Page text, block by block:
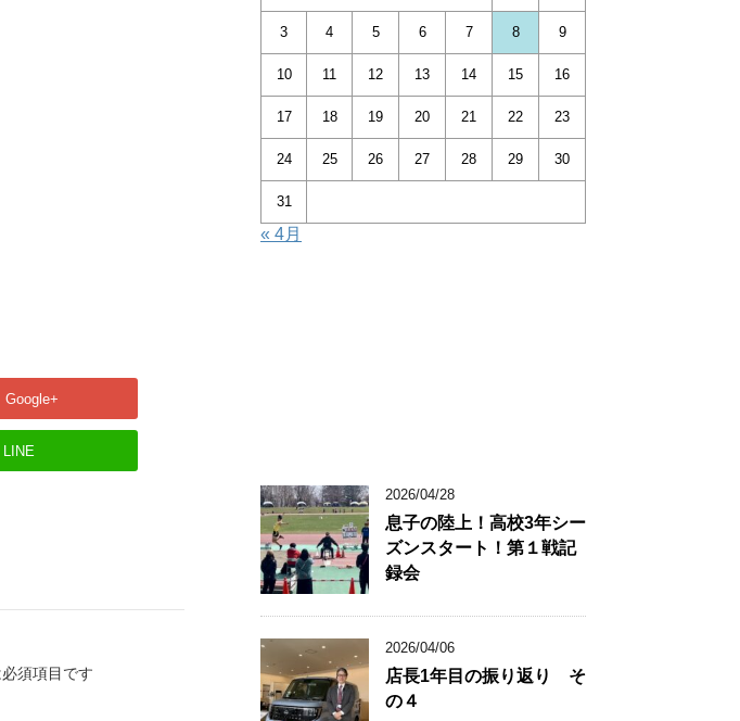
Google+
LINE
須項目です
3 4 5 6 7 8 9
10 11 12 13 14 15 16
17 18 19 20 21 22 23
24 25 26 27 28 29 30
31
« 4月
2026/04/28
息子の陸上！高校3年シー
ズンスタート！第１戦記
録会
2026/04/06
店長1年目の振り返り そ
の４